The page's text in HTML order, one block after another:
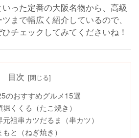
った定番の大阪名物から、高級
まで幅広く紹介しているので、
チェックしてみてくださいね！
目次
のおすすめグルメ15選
くくる（たこ焼き）
祖串カツだるま（串カツ）
と（ねぎ焼き）